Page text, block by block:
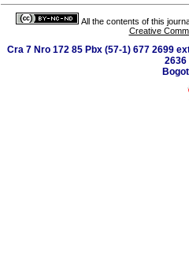
All the contents of this
Creative
Cra 7 Nro 172 85 Pbx (57-1) 677 2699
2636